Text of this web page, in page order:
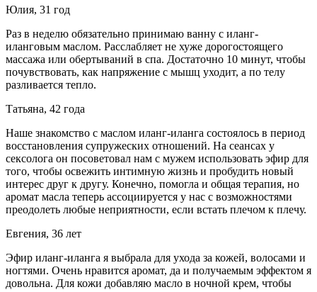
Юлия, 31 год
Раз в неделю обязательно принимаю ванну с иланг-
иланговым маслом. Расслабляет не хуже дорогостоящего
массажа или обертываний в спа. Достаточно 10 минут, чтобы
почувствовать, как напряжение с мышц уходит, а по телу
разливается тепло.
Татьяна, 42 года
Наше знакомство с маслом иланг-иланга состоялось в период
восстановления супружеских отношений. На сеансах у
сексолога он посоветовал нам с мужем использовать эфир для
того, чтобы освежить интимную жизнь и пробудить новый
интерес друг к другу. Конечно, помогла и общая терапия, но
аромат масла теперь ассоциируется у нас с возможностями
преодолеть любые неприятности, если встать плечом к плечу.
Евгения, 36 лет
Эфир иланг-иланга я выбрала для ухода за кожей, волосами и
ногтями. Очень нравится аромат, да и получаемым эффектом я
довольна. Для кожи добавляю масло в ночной крем, чтобы